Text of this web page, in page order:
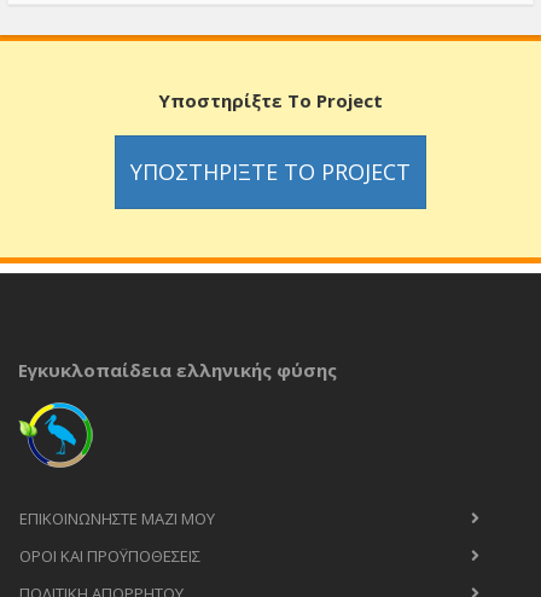
Υποστηρίξτε Το Project
ΥΠΟΣΤΗΡΊΞΤΕ ΤΟ PROJECT
Εγκυκλοπαίδεια ελληνικής φύσης
ΕΠΙΚΟΙΝΩΝΉΣΤΕ ΜΑΖΊ ΜΟΥ
ΟΡΟΙ ΚΑΙ ΠΡΟΫΠΟΘΈΣΕΙΣ